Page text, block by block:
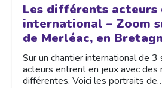
Les différents acteurs
international – Zoom
de Merléac, en
Sur un chantier international de
acteurs entrent en jeux avec des
différentes. Voici les portraits